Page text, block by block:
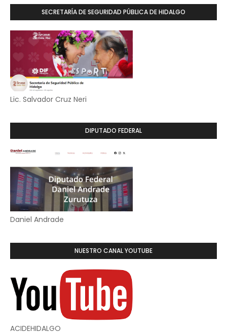
SECRETARÍA DE SEGURIDAD PÚBLICA DE HIDALGO
Lic. Salvador Cruz Neri
DIPUTADO FEDERAL
Daniel Andrade
NUESTRO CANAL YOUTUBE
ACIDEHIDALGO